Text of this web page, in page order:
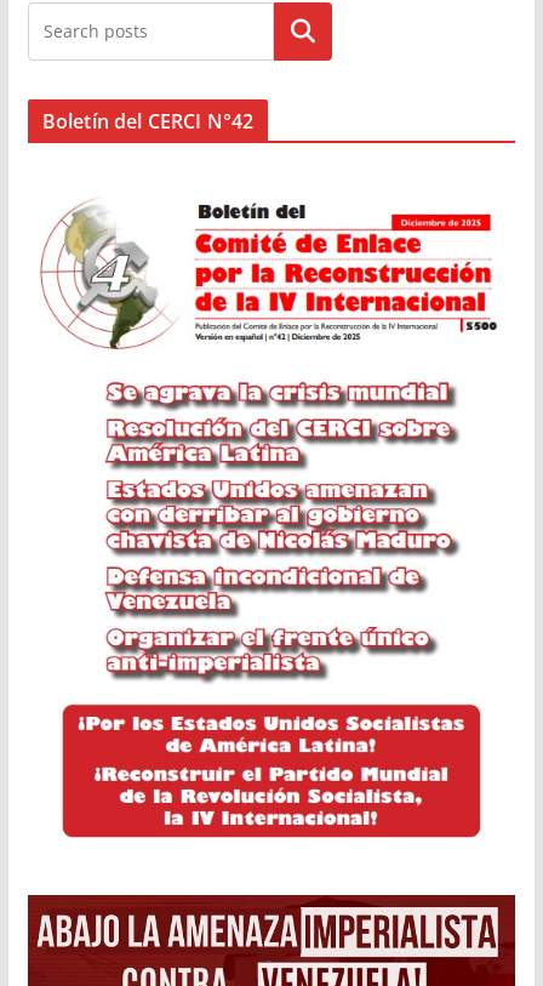
Buscar
Boletín del CERCI N°42